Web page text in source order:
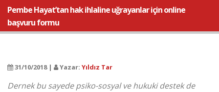
Pembe Hayat’tan hak ihlaline uğrayanlar için online
başvuru formu
31/10/2018 | Yazar: Yıldız Tar
Dernek bu sayede psiko-sosyal ve hukuki destek de